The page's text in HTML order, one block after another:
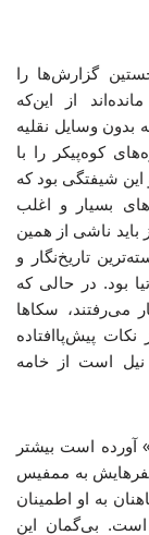
گزارش‌ها را
از این‌که
بدون وسایل نقلیه
کوه‌پیکر را با
این شیفتگی بود که
بسیار و اغلب
باید ناشی از همین
تاریخ‌نگار و
بود. در حالی که
می‌رفتند، سکاها
نکات پیش‌پاافتاده
نیل است از خامه
آورده است بیشتر
به ممفیس
به او اطمینان
است. بی‌گمان این